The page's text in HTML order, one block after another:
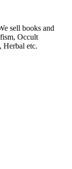
sell books and
Occult
Herbal etc.